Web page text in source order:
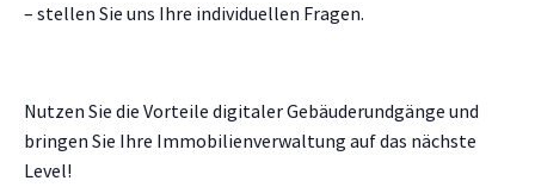
– stellen Sie uns Ihre individuellen Fragen.
Nutzen Sie die Vorteile digitaler Gebäuderundgänge und
bringen Sie Ihre Immobilienverwaltung auf das nächste
Level!